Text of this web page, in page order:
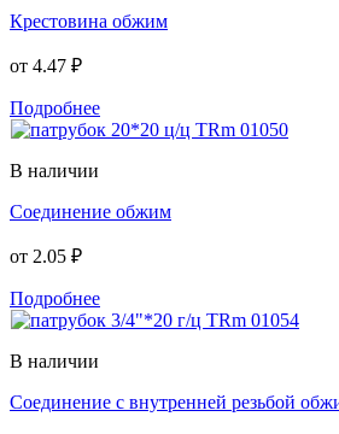
Крестовина обжим
от 4.47 ₽
Подробнее
В наличии
Соединение обжим
от 2.05 ₽
Подробнее
В наличии
Соединение с внутренней резьбой